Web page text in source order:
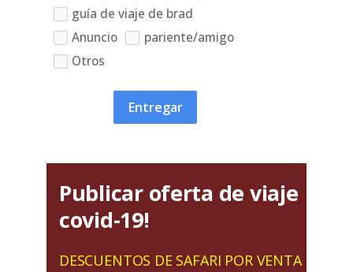
guía de viaje de brad
Anuncio
pariente/amigo
Otros
Entregar
Publicar oferta de viaje
covid-19!
DESCUENTOS DE SAFARI POR VENTA